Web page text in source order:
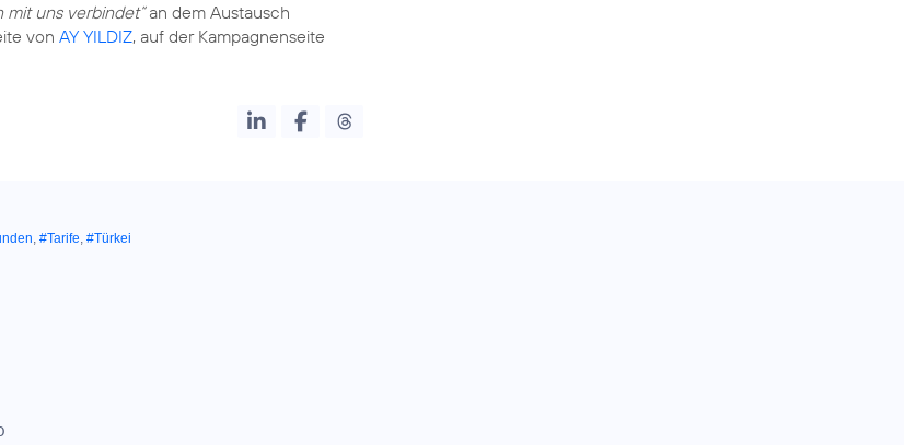
mit uns verbindet“an dem Austausch
von AY YILDIZ, auf der Kampagnenseite
, #Tarife, #Türkei